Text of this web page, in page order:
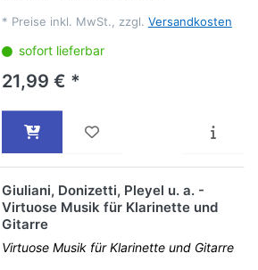
* Preise inkl. MwSt., zzgl. Versandkosten
sofort lieferbar
21,99 € *
Giuliani, Donizetti, Pleyel u. a. -
Virtuose Musik für Klarinette und
Gitarre
Virtuose Musik für Klarinette und Gitarre